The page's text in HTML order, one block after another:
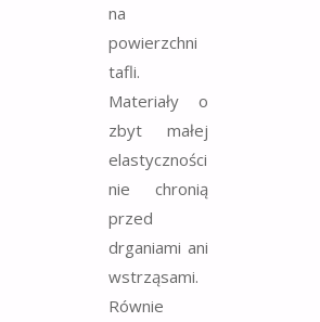
na
powierzchni
tafli.
Materiały o
zbyt małej
elastyczności
nie chronią
przed
drganiami ani
wstrząsami.
Równie